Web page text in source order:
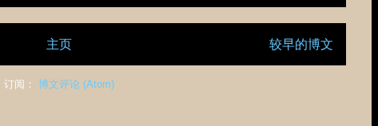
较早的博文
主页
订阅： 博文评论 (Atom)